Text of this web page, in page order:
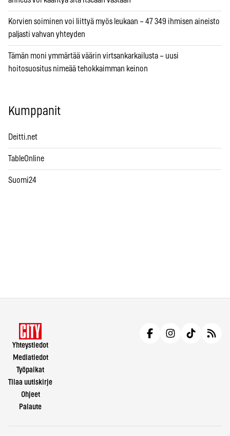
Korvien soiminen voi liittyä myös leukaan – 47 349 ihmisen aineisto
paljasti vahvan yhteyden
Tämän moni ymmärtää väärin virtsankarkailusta – uusi
hoitosuositus nimeää tehokkaimman keinon
Kumppanit
Deitti.net
TableOnline
Suomi24
Yhteystiedot
Mediatiedot
Työpaikat
Tilaa uutiskirje
Ohjeet
Palaute